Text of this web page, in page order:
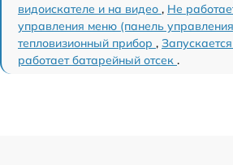
видоискателе и на видео , Не
управления меню (панель
тепловизионный прибор ,
работает батарейный отсек .